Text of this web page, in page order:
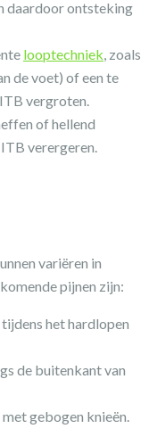
daardoor ontsteking
looptechniek, zoals
de voet) of een te
vergroten.
of hellend
verergeren.
variëren in
pijnen zijn:
het hardlopen
de buitenkant van
gebogen knieën.